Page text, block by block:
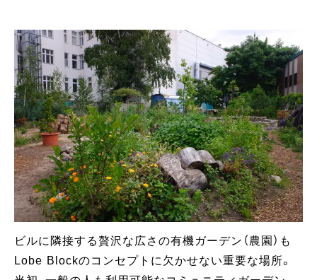
ビルに隣接する贅沢な広さの有機ガーデン（農園）も
Lobe Blockのコンセプトに欠かせない重要な場所。